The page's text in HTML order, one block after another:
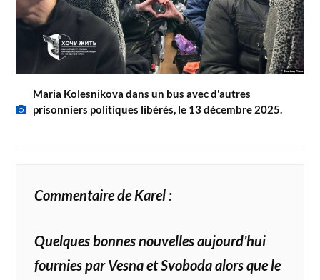
Maria Kolesnikova dans un bus avec d'autres
prisonniers politiques libérés, le 13 décembre 2025.
Commentaire de Karel :
Quelques bonnes nouvelles aujourd’hui
fournies par Vesna et Svoboda alors que le